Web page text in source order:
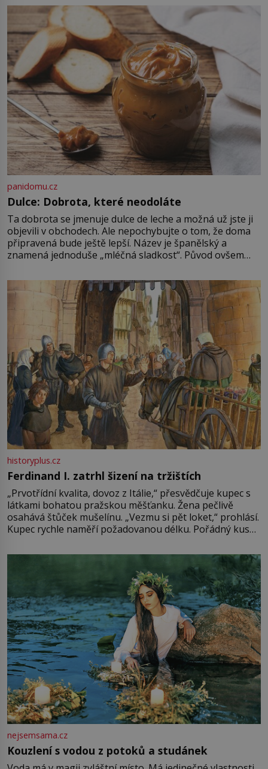
můžete. A nejspíš mu i bude
chutnat, ovšem měl by ji mít jen
jako občasný pamlsek. […]
panidomu.cz
Dulce: Dobrota, které neodoláte
Ta dobrota se jmenuje dulce de leche a možná už jste ji
objevili v obchodech. Ale nepochybujte o tom, že doma
připravená bude ještě lepší. Název je španělský a
znamená jednoduše „mléčná sladkost“. Původ ovšem
pře hned několik latinskoamerických zemí a k tomu
Francie, kde se traduje,
historyplus.cz
Ferdinand I. zatrhl šizení na tržištích
„Prvotřídní kvalita, dovoz z Itálie,“ přesvědčuje kupec s
látkami bohatou pražskou měšťanku. Žena pečlivě
osahává štůček mušelínu. „Vezmu si pět loket,“ prohlásí.
Kupec rychle naměří požadovanou délku. Pořádný kus
milostpaní. Stačí jenom na sukni,“ zhodnotí švadlena
množství růžového mušelínu. „Ošidili vás, podívejte.“
Vezme do ruky dřevěnou
nejsemsama.cz
Kouzlení s vodou z potoků a studánek